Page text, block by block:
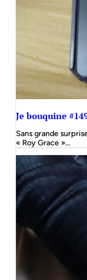
Je bouquine
Sans grande
« Roy Grace »…